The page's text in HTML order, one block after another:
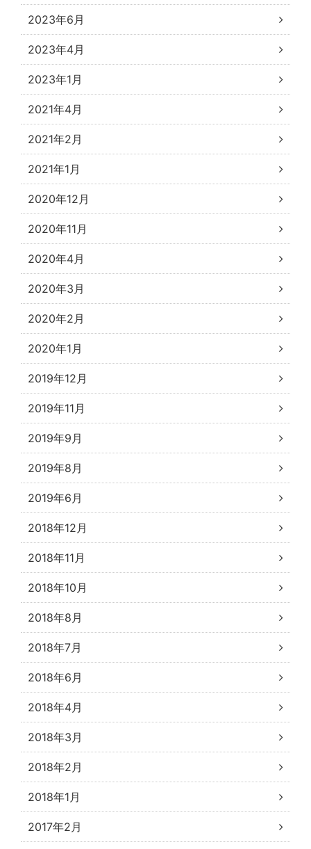
2023年6月
2023年4月
2023年1月
2021年4月
2021年2月
2021年1月
2020年12月
2020年11月
2020年4月
2020年3月
2020年2月
2020年1月
2019年12月
2019年11月
2019年9月
2019年8月
2019年6月
2018年12月
2018年11月
2018年10月
2018年8月
2018年7月
2018年6月
2018年4月
2018年3月
2018年2月
2018年1月
2017年2月